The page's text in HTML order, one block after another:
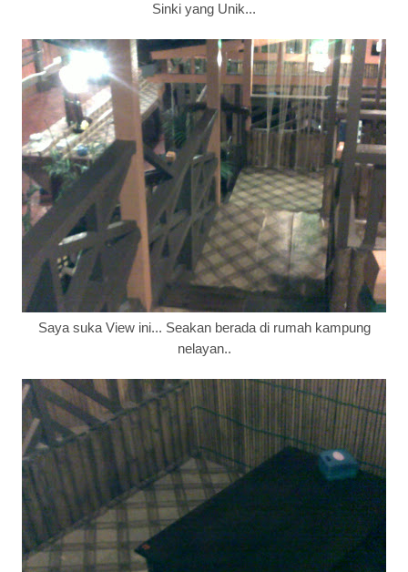
Sinki yang Unik...
Saya suka View ini... Seakan berada di rumah kampung
nelayan..